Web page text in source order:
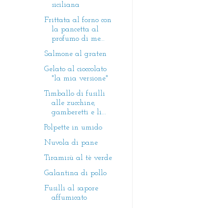
siciliana
Frittata al forno con
la pancetta al
profumo di me...
Salmone al graten
Gelato al cioccolato
"la mia versione"
Timballo di fusilli
alle zucchine,
gamberetti e li...
Polpette in umido
Nuvola di pane
Tiramisù al tè verde
Galantina di pollo
Fusilli al sapore
affumicato